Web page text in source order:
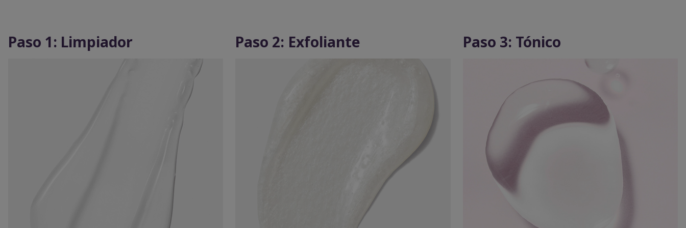
Paso 1: Limpiador Paso 2: Exfoliante Paso 3: Tónico